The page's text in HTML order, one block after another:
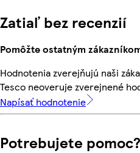
Zatiaľ bez recenzií
Pomôžte ostatným
Hodnotenia zverejňujú naši
Tesco neoveruje zverejnené
Napísať hodnotenie
Potrebujete pomoc?